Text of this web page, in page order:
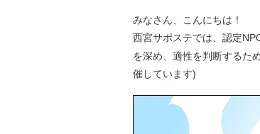
みなさん、こんにちは！
西宮サポステでは、認定
を深め、適性を判断するた
催しています)